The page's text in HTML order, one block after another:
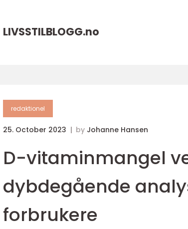
LIVSSTILBLOGG.no
redaktionel
25. October 2023 by Johanne Hansen
D-vitaminmangel
dybdegående
forbrukere